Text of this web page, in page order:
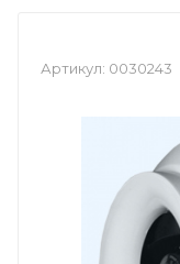
Артикул: 0030243